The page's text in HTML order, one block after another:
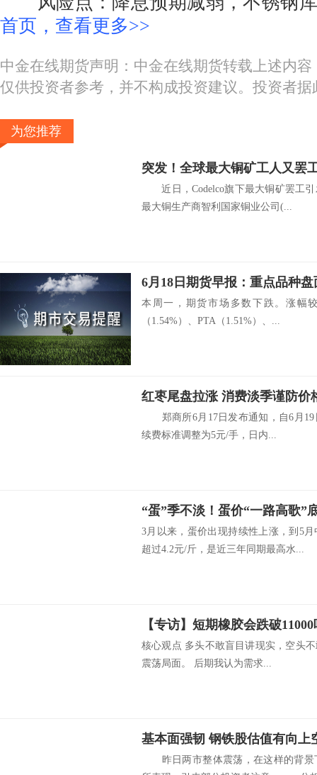
首页，查看更多>>
中金在线期货声明：中金在线期货转载上述内
仅供投资者参考，并不构成投资建议。投资者
为您推荐
近日，Codelco旗下最大铜矿罢工引
最大铜生产商智利国家铜业公司(...
6月18日期货早报：重点品种
本周一，期货市场多数下跌。涨幅
（1.54%）、PTA（1.51%）、...
红枣尾盘拉涨 消费淡季谨防价
郑商所6月17日发布通知，自6月19
续费标准调整为5元/手，日内...
“蛋”季不淡！蛋价“一路高歌”
3月以来，蛋价出现持续性上涨，到5
超过4.2元/斤，是近三年同期最高水...
【专访】短期橡胶会跌破
核心观点 多头不敢盲目讲现实，空头
震荡局面。 后期我认为需求...
基本面强韧 钢铁股估值有向上
昨日两市整体震荡，在这样的背景